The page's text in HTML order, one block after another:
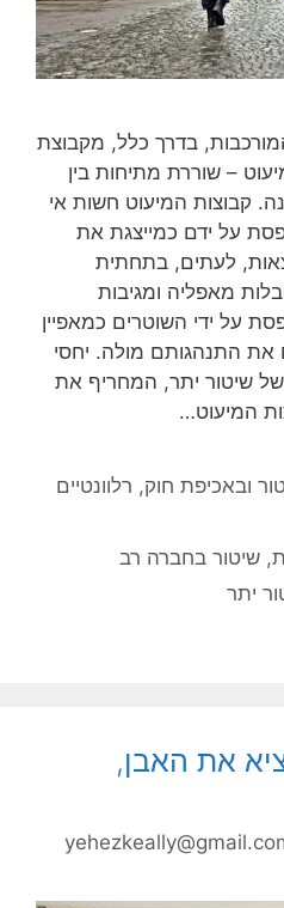
בדרך כלל, מקבוצת
– שוררת מתיחות בין
קבוצות המיעוט חשות אי
על ידם כמייצגת את
לעתים, בתחתית
מאפליה ומגיבות
על ידי השוטרים כמאפיין
התנהגותם מולה. יחסי
של שיטור יתר, המחריף את
המיעוט…
ובאכיפת חוק, רלוונטיים
,שיטור בחברה רב
יתר
את האבן,